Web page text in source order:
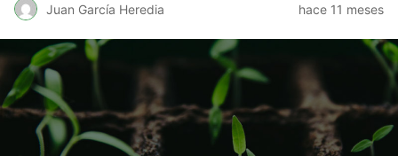
Juan García Heredia hace 11 meses